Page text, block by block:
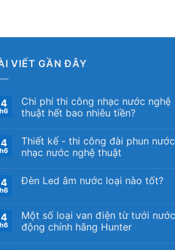
VIẾT GẦN ĐÂY
Chi phí thi công nhạc nước nghệ
thuật hết bao nhiêu tiền?
Thiết kế ​- thi công đài phun
nhạc nước nghệ thuật
Đèn Led âm nước loại nào tốt?
Một số loại van điện từ tưới
động chính hãng Hunter